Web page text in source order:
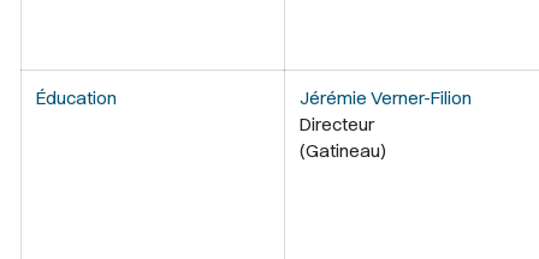
Éducation
Jérémie Verner-Filion
Directeur
(Gatineau)